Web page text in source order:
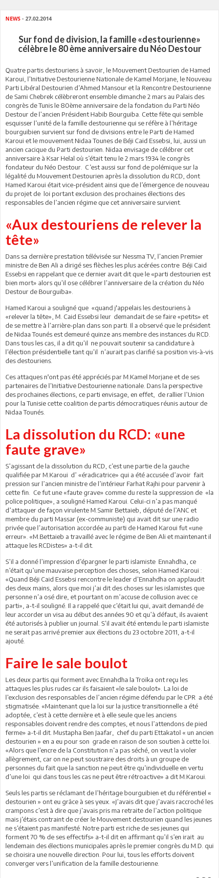
NEWS - 27.02.2014
Sur fond de division, la famille «destourienne»
célèbre le 80 ème anniversaire du Néo Destour
Quatre partis destouriens à savoir, le Mouvement Destourien de Hamed
Karoui, l’Initiative Destourienne Nationale de Kamel Morjane, le Nouveau
Parti Libéral Destourien d’Ahmed Mansour et la Rencontre Destourienne
de Sami Chebrek célèbreront ensemble dimanche 2 mars au Palais des
congrès de Tunis le 80ème anniversaire de la fondation du Parti Néo
Destour de l’ancien Président Habib Bourguiba. Cette fête qui semble
esquisser l’unité de la famille destourienne qui se réfère à l’héritage
bourguibien survient sur fond de divisions entre le Parti de Hamed
Karoui et le mouvement Nidaa Tounes de Béji Caid Essebsi, lui, aussi un
ancien cacique du Parti destourien. Nidaa envisage de célébrer cet
anniversaire à Ksar Helal où s’était tenu le 2 mars 1934 le congrès
fondateur du Néo Destour. C’est aussi sur fond de polémique sur la
légalité du Mouvement Destourien après la dissolution du RCD, dont
Hamed Karoui était vice-président ainsi que de l’émergence de nouveau
du projet de loi portant exclusion des prochaines élections des
responsables de l’ancien régime que cet anniversaire survient.
«Aux destouriens de relever la
tête»
Dans sa dernière prestation télévisée sur Nessma TV, l’ancien Premier
ministre de Ben Ali a dirigé ses flèches les plus acérées contre Béji Caid
Essebsi en rappelant que ce dernier avait dit que le «parti destourien est
bien mort» alors qu’il ose célébrer l’anniversaire de la création du Néo
Destour de Bourguiba».
Hamed Karoui a souligné que «quand j'appelais les destouriens à
«relever la tête», M. Caid Essebsi leur demandait de se faire «petits» et
de se mettre à l’arrière-plan dans son parti. Il a observé que le président
de Nidaa Tounés est demeuré quinze ans membre des instances du RCD.
Dans tous les cas, il a dit qu’il ne pouvait soutenir sa candidature à
l’élection présidentielle tant qu’il n’aurait pas clarifié sa position vis-à-vis
des destouriens.
Ces attaques n'ont pas été appréciés par M.Kamel Morjane et de ses
partenaires de l’Initiative Destourienne nationale. Dans la perspective
des prochaines élections, ce parti envisage, en effet, de rallier l’Union
pour la Tunisie cette coalition de partis démocratiques réunis autour de
Nidaa Tounés.
La dissolution du RCD: «une
faute grave»
S’agissant de la dissolution du RCD, c’est une partie de la gauche
qualifiée par M.Karoui d’ «éradicatrice» qui a été accusée d’avoir fait
pression sur l’ancien ministre de l’intérieur Farhat Rajhi pour parvenir à
cette fin. Ce fut une «faute grave» comme du reste la suppression de «la
police politique», a souligné Hamed Karoui. Celui-ci n’a pas manqué
d’attaquer de façon virulente M.Samir Bettaieb, député de l’ANC et
membre du parti Massar (ex-communiste) qui avait dit sur une radio
privée que l’autorisation accordée au parti de Hamed Karoui fut «une
erreur». «M.Bettaieb a travaillé avec le régime de Ben Ali et maintenant il
attaque les RCDistes» a-t-il dit.
S’il a donné l’impression d’épargner le parti islamiste Ennahdha, ce
n’était qu’une mauvaise perception des choses, selon Hamed Karoui :
«Quand Béji Caid Essebsi rencontre le leader d’Ennahdha on applaudit
des deux mains, alors que moi j’ai dit des choses sur les islamistes que
personne n’a osé dire, et pourtant on m’accuse de collusion avec ce
parti», a-t-il souligné. Il a rappelé que c’était lui qui, avait demandé de
leur accorder un visa au début des années 90 et qu’à défaut, ils avaient
été autorisés à publier un journal. S’il avait été entendu le parti islamiste
ne serait pas arrivé premier aux élections du 23 octobre 2011, a-t-il
ajouté.
Faire le sale boulot
Les deux partis qui forment avec Ennahdha la Troïka ont reçu les
attaques les plus rudes car ils faisaient «le sale boulot». La loi de
l’exclusion des responsables de l’ancien régime défendu par le CPR a été
stigmatisée. «Maintenant que la loi sur la justice transitionnelle a été
adoptée, c’est à cette dernière et à elle seule que les anciens
responsables doivent rendre des comptes, et nous l’attendons de pied
ferme» a-t-il dit. Mustapha Ben Jaafar, chef du parti Ettakatol « un ancien
destourien » en a eu pour son grade en raison de son soutien à cette loi.
«Alors que l’encre de la Constitution n’a pas séché, on veut la violer
allègrement, car on ne peut soustraire des droits à un groupe de
personnes du fait que la sanction ne peut être qu’individuelle en vertu
d’une loi qui dans tous les cas ne peut être rétroactive» a dit M.Karoui.
Seuls les partis se réclamant de l’héritage bourguibien et du référentiel «
destourien » ont eu grâce à ses yeux. «J’avais dit que j’avais raccroché les
crampons c’est à dire que j’avais pris ma retraite de l’action politique
mais j’étais contraint de créer le Mouvement destourien quand les jeunes
ne s’étaient pas manifesté. Notre parti est riche de ses jeunes qui
forment 70 % de ses effectifs» a-t-il dit en affirmant qu’il s’en irait au
lendemain des élections municipales après le premier congrès du M.D. qui
se choisira une nouvelle direction. Pour lui, tous les efforts doivent
converger vers l’unification de la famille destourienne.